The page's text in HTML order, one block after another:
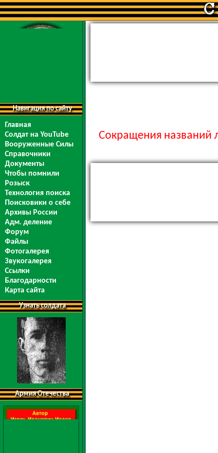
Навигация по сайту
Главная
Солдат на YouTube
Вооруженные Силы
Справочники
Документы
Чтобы помнили
Розыск
Технология поиска
Поисковики о себе
Архивы России
Адм. деление
Форум
Файлы
Фотогалерея
Звукогалерея
Ссылки
Благодарности
Карта сайта
Узнать солдата
Армия Отечества
Сокращения названий